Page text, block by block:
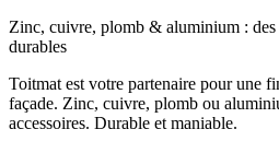
Zinc, cuivre, plomb & aluminium : des
durables
Toitmat est votre partenaire pour une
façade. Zinc, cuivre, plomb ou
accessoires. Durable et maniable.